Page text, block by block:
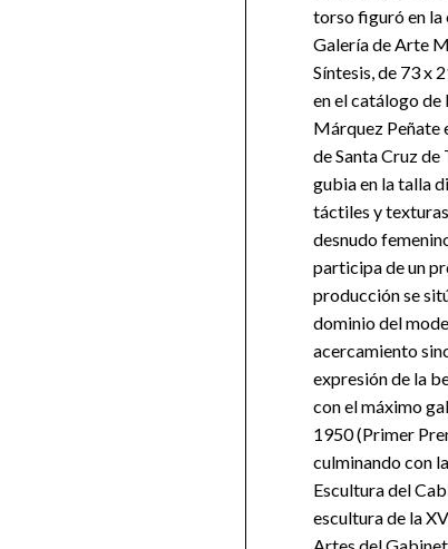
torso figuró en la
Galería de Arte
Síntesis, de 73 x
en el catálogo de
Márquez Peñate
de Santa Cruz
gubia en la talla
táctiles y
desnudo
participa de un
producción se
dominio del
acercamiento
expresión de la
con el máximo
1950 (Primer
culminando con
Escultura del
escultura de la